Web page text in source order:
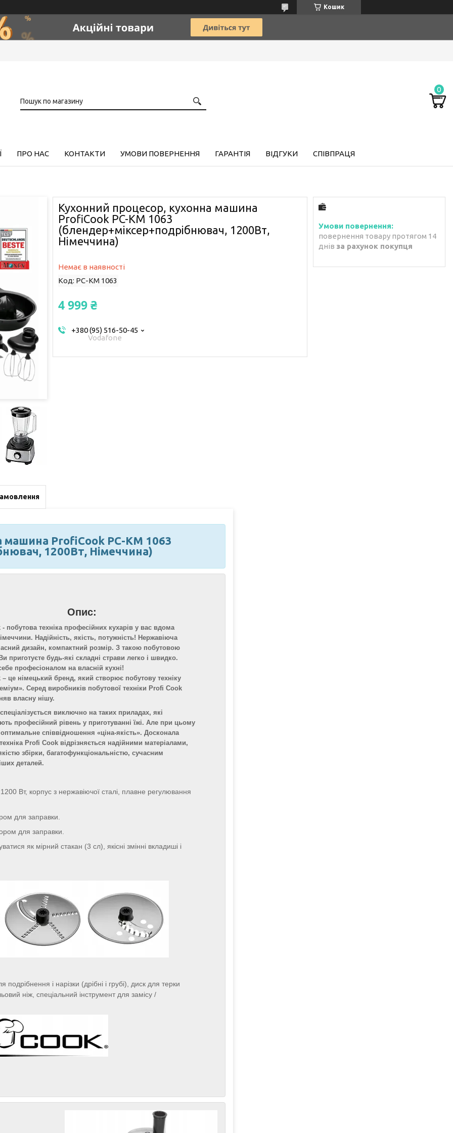
Кошик
ПРО НАС КОНТАКТИ УМОВИ ПОВЕРНЕННЯ ГАРАНТІЯ ВІДГУКИ СПІВПРАЦЯ
Кухонний процесор, кухонна машина
ProfiCook PC-KM 1063
(блендер+міксер+подрібнювач, 1200Вт,
Німеччина)
Немає в наявності
Код: PC-KM 1063
4 999 ₴
+380 (95) 516-50-45
Vodafone
повернення товару протягом 14
днів за рахунок покупця
ProfiCook PC-KM 1063
1200Вт, Німеччина)
Опис:
побутова техніка професійних кухарів у вас вдома
Надійність, якість, потужність! Нержавіюча
дизайн, компактний розмір. З такою побутовою
приготуєте будь-які складні страви легко і швидко.
професіоналом на власній кухні!
це німецький бренд, який створює побутову техніку
Серед виробників побутової техніки Profi Cook
власну нішу.
виключно на таких приладах, які
професійний рівень у приготуванні їжі. Але при цьому
співвідношення «ціна-якість». Досконала
Profi Cook відрізняється надійними матеріалами,
збірки, багатофункціональністю, сучасним
деталей.
Вт, корпус з нержавіючої сталі, плавне регулювання
для заправки.
для заправки.
як мірний стакан (3 сл), якісні змінні вкладиші і
і нарізки (дрібні і грубі), диск для терки
ніж, спеціальний інструмент для замісу /